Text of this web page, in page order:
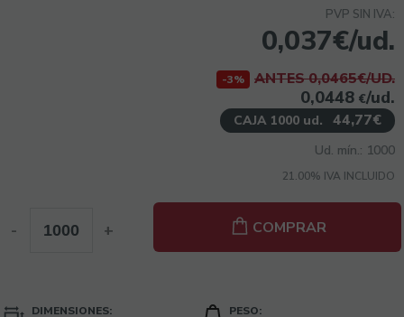
PVP SIN IVA:
0,037€/ud.
-3% ANTES 0,0465€/UD.
0,0448 €/ud.
CAJA 1000 ud. 44,77€
Ud. mín.: 1000
21.00% IVA INCLUIDO
- + COMPRAR
DIMENSIONES: PESO: